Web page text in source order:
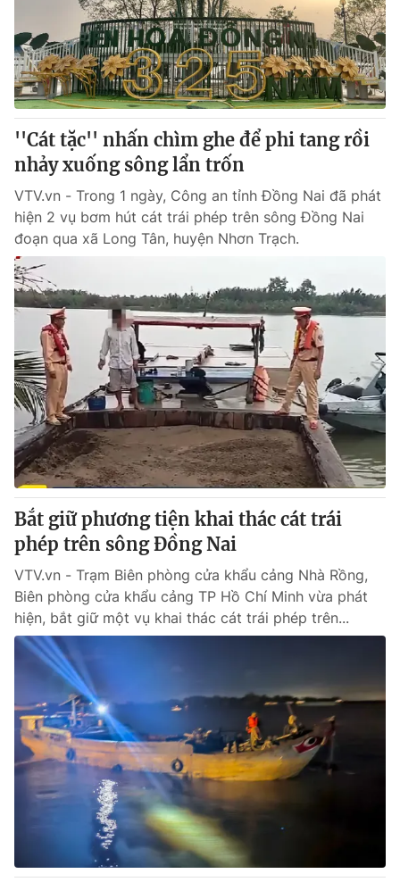
® Cấm sao chép dưới mọi hình thức nếu không có sự chấp
thuận bằng văn bản. Ghi rõ nguồn VTV.vn khi phát hành lại
thông tin từ website này.
''Cát tặc'' nhấn chìm ghe để phi tang rồi
nhảy xuống sông lẩn trốn
VTV.vn - Trong 1 ngày, Công an tỉnh Đồng Nai đã phát
hiện 2 vụ bơm hút cát trái phép trên sông Đồng Nai
đoạn qua xã Long Tân, huyện Nhơn Trạch.
Bắt giữ phương tiện khai thác cát trái
phép trên sông Đồng Nai
VTV.vn - Trạm Biên phòng cửa khẩu cảng Nhà Rồng,
Biên phòng cửa khẩu cảng TP Hồ Chí Minh vừa phát
hiện, bắt giữ một vụ khai thác cát trái phép trên...